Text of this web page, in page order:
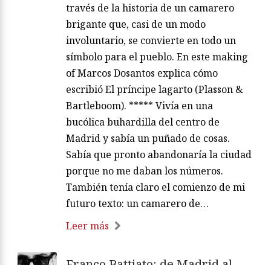
través de la historia de un camarero
brigante que, casi de un modo
involuntario, se convierte en todo un
símbolo para el pueblo. En este making
of Marcos Dosantos explica cómo
escribió El príncipe lagarto (Plasson &
Bartleboom). ***** Vivía en una
bucólica buhardilla del centro de
Madrid y sabía un puñado de cosas.
Sabía que pronto abandonaría la ciudad
porque no me daban los números.
También tenía claro el comienzo de mi
futuro texto: un camarero de…
Leer más